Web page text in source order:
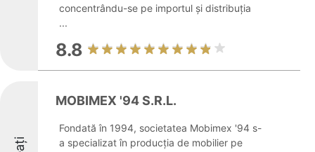
concentrându-se pe importul și distribuția
...
8.8
MOBIMEX '94 S.R.L.
Fondată în 1994, societatea Mobimex '94 s-
a specializat în producția de mobilier pe